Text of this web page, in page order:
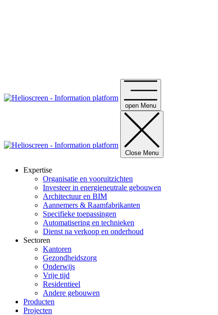
open Menu
Close Menu
Expertise
Organisatie en vooruitzichten
Investeer in energieneutrale gebouwen
Architectuur en BIM
Aannemers & Raamfabrikanten
Specifieke toepassingen
Automatisering en technieken
Dienst na verkoop en onderhoud
Sectoren
Kantoren
Gezondheidszorg
Onderwijs
Vrije tijd
Residentieel
Andere gebouwen
Producten
Projecten